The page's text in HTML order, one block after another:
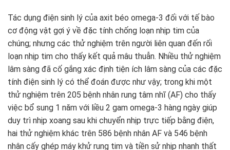
Tác dụng điện sinh lý của axit béo omega-3 đối với tế bào
cơ động vật gợi ý về đặc tính chống loạn nhịp tim của
chúng; nhưng các thử nghiệm trên người liên quan đến rối
loạn nhịp tim cho thấy kết quả mâu thuẫn. Nhiều thử nghiệm
lâm sàng đã cố gắng xác định tiện ích lâm sàng của các đặc
tính điện sinh lý có thể đoán được như vậy; trong khi một
thử nghiệm trên 205 bệnh nhân rung tâm nhĩ (AF) cho thấy
việc bổ sung 1 năm với liều 2 gam omega-3 hàng ngày giúp
duy trì nhịp xoang sau khi chuyển nhịp trực tiếp bằng điện,
hai thử nghiệm khác trên 586 bệnh nhân AF và 546 bệnh
nhân cấy ghép máy khử rung tim và tiền sử nhịp nhanh thất